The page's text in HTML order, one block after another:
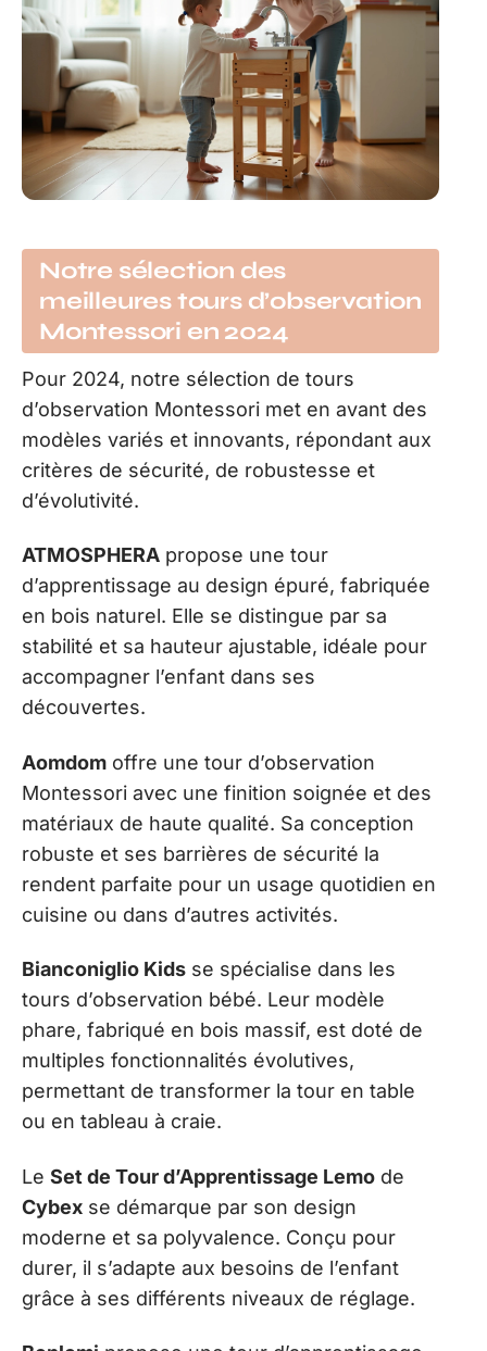
Notre sélection des
meilleures tours d’observation
Montessori en 2024
Pour 2024, notre sélection de tours
d’observation Montessori met en avant des
modèles variés et innovants, répondant aux
critères de sécurité, de robustesse et
d’évolutivité.
ATMOSPHERA propose une tour
d’apprentissage au design épuré, fabriquée
en bois naturel. Elle se distingue par sa
stabilité et sa hauteur ajustable, idéale pour
accompagner l’enfant dans ses
découvertes.
Aomdom offre une tour d’observation
Montessori avec une finition soignée et des
matériaux de haute qualité. Sa conception
robuste et ses barrières de sécurité la
rendent parfaite pour un usage quotidien en
cuisine ou dans d’autres activités.
Bianconiglio Kids se spécialise dans les
tours d’observation bébé. Leur modèle
phare, fabriqué en bois massif, est doté de
multiples fonctionnalités évolutives,
permettant de transformer la tour en table
ou en tableau à craie.
Le Set de Tour d’Apprentissage Lemo de
Cybex se démarque par son design
moderne et sa polyvalence. Conçu pour
durer, il s’adapte aux besoins de l’enfant
grâce à ses différents niveaux de réglage.